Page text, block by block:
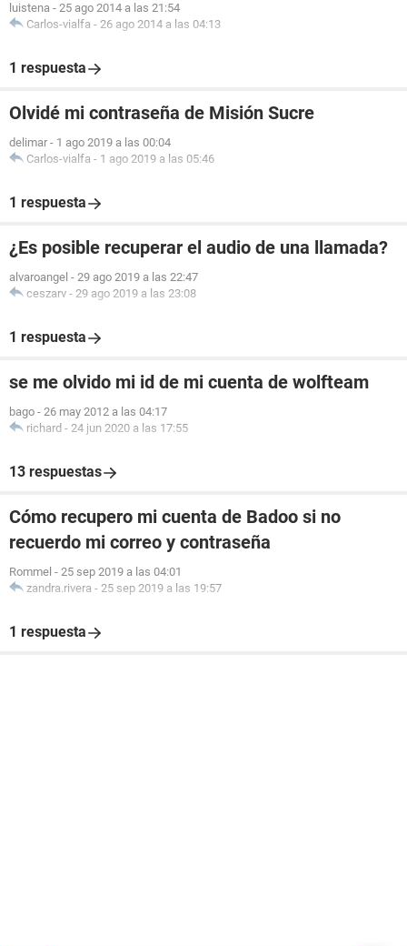
luistena - 25 ago 2014 a las 21:54
Carlos-vialfa - 26 ago 2014 a las 04:13
1 respuesta
Olvidé mi contraseña de Misión Sucre
delimar - 1 ago 2019 a las 00:04
Carlos-vialfa - 1 ago 2019 a las 05:46
1 respuesta
¿Es posible recuperar el audio de una llamada?
alvaroangel - 29 ago 2019 a las 22:47
ceszarv - 29 ago 2019 a las 23:08
1 respuesta
se me olvido mi id de mi cuenta de wolfteam
bago - 26 may 2012 a las 04:17
richard - 24 jun 2020 a las 17:55
13 respuestas
Cómo recupero mi cuenta de Badoo si no
recuerdo mi correo y contraseña
Rommel - 25 sep 2019 a las 04:01
zandra.rivera - 25 sep 2019 a las 19:57
1 respuesta